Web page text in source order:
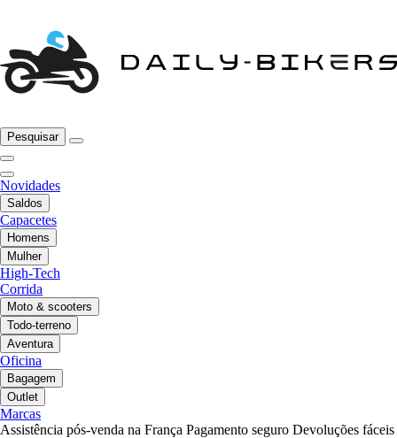
Pesquisar
Novidades
Saldos
Capacetes
Homens
Mulher
High-Tech
Corrida
Moto & scooters
Todo-terreno
Aventura
Oficina
Bagagem
Outlet
Marcas
Assistência pós-venda na França Pagamento seguro Devoluções fáceis